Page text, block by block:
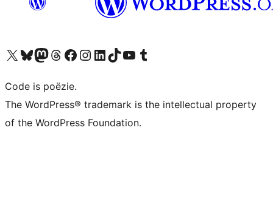
Bezoek ons X (voorheen Twitter) account
Bezoek ons Bluesky account
Bezoek ons Mastodon account
Bezoek ons Threads account
Onze Facebook pagina bezoeken
Bezoek ons Instagram account
Bezoek ons LinkedIn account
Bezoek ons TikTok account
Bezoek ons YouTube kanaalBezoek ons Tumblr account
Code is poëzie.
The WordPress® trademark is the intellectual property
of the WordPress Foundation.